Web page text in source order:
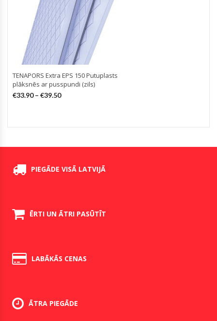
TENAPORS Extra EPS 150 Putuplasts
plāksnēs ar pusspundi (zils)
€33.90– €39.50
PIEGĀDE VISĀ LATVIJĀ
ĒRTI UN ĀTRI PASŪTĪT
LABĀKĀS CENAS
ĀTRA PIEGĀDE